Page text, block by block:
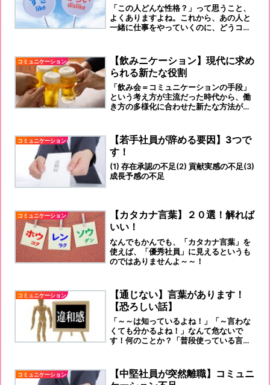
「この人どんな性格？」って思うこと、
よくありますよね。これから、あの人と
一緒に仕事をやっていくのに、どうコン
うな時に使えるものをご紹介します。
コミュニケーション
【飲みニケーション】現代に求め
られる新たな役割
「飲み会＝コミュニケーションの手段」
という考え方が主流だった時代から、働
き方の多様化に合わせた新たな方法が求
コミュニケーション
【若手社員が辞める要因】3つで
す！
(1) 存在承認の不足(2) 貢献実感の不足(3)
成長予感の不足
コミュニケーション
【カタカナ言葉】２０選！解れば
いい！
なんでもかんでも、「カタカナ言葉」を
使えば、「優秀社員」に見えるというも
のではありませんよ～～！
コミュニケーション
【通じない】言葉があります！
【恐ろしい話】
「～～は知っているよね！」「～言わな
くても分かるよね！」なんて危ないで
す！何のことか？「普段使っている言葉
ていませんか？
コミュニケーション
【中堅社員が突然離職】コミュニ